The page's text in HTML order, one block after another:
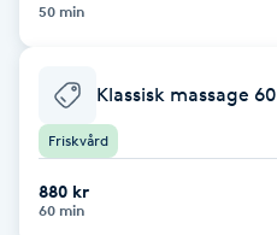
Barnklippning
BIAB
Blowout
Bottenfärg
50 min
Klassisk massage 60
Friskvård
880 kr
60 min